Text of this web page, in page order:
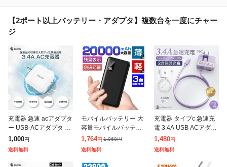
【2ポート以上バッテリー・アダプタ】複数台を一度にチャー
ジ
充電器 急速 acアダプタ
ー USB-ACアダプタ 2
ポート 5V 3.4A USB ス
マートIC 充電器 チャー
ジャー PSE
1,000円
送料無料
モバイルバッテリー 大
容量モバイルバッテリ
ー 軽量 薄型 20000mA
h 3台同時充電 PSE 5v/
2a スマホ携帯充電
1,764円 1,960円
送料無料
充電器 タイプc 急速充
電 3.4A USB ACアダプ
ター 2ポート 同時充電
折りたたみプラグ スマ
ホ充電器 iPhone1
1,480円
送料無料